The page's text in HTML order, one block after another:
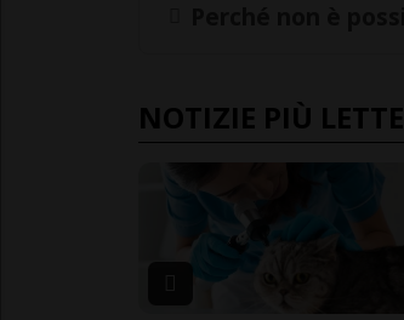
NOTIZIE PIÙ LETTE